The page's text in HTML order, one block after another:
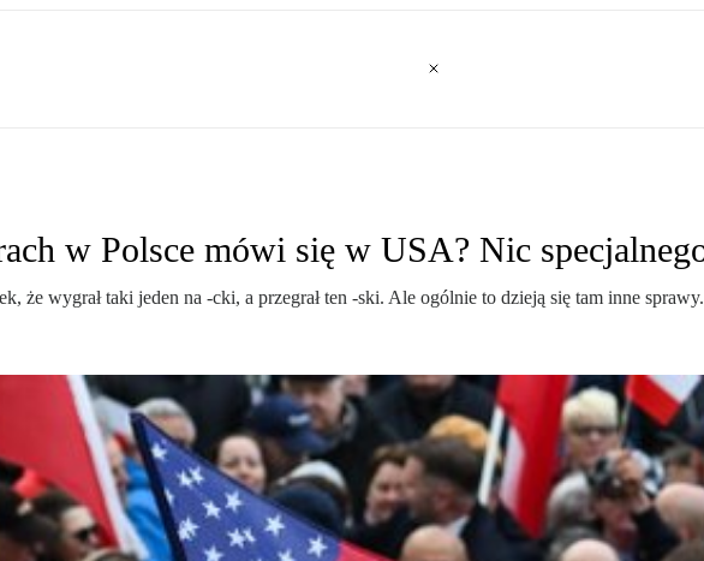
w Polsce mówi się w USA? Nic
że wygrał taki jeden na -cki, a przegrał ten -ski. Ale ogólnie to dzieją się tam inne sprawy.